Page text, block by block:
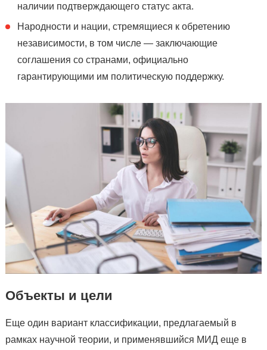
наличии подтверждающего статус акта.
Народности и нации, стремящиеся к обретению
независимости, в том числе — заключающие
соглашения со странами, официально
гарантирующими им политическую поддержку.
Объекты и цели
Еще один вариант классификации, предлагаемый в
рамках научной теории, и применявшийся МИД еще в